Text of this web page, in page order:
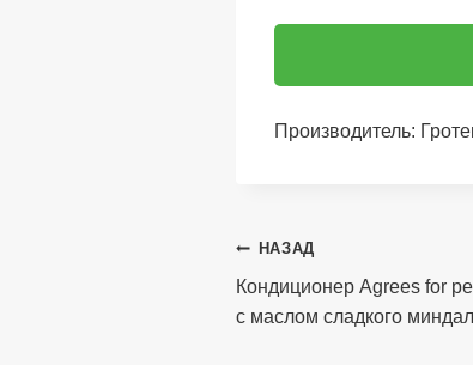
Производитель:
Навигация
по
записям
НАЗАД
Кондиционер Agrees for
с маслом сладкого